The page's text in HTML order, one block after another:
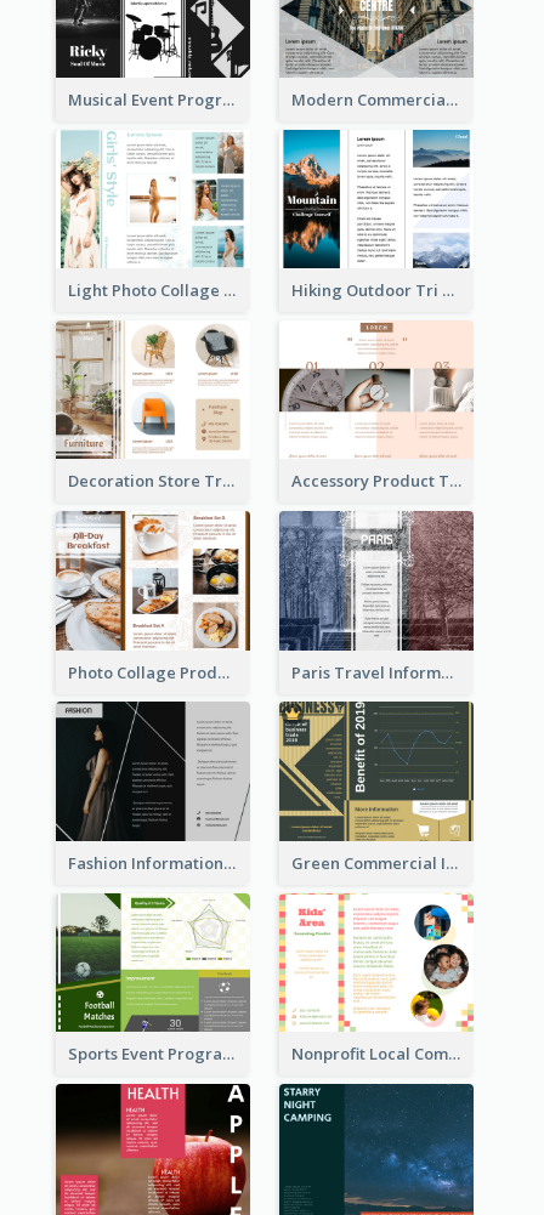
Musical Event Program Tri Fold Brochure Modern Commercial Real Estate Brochure
Light Photo Collage Tri Fold Brochure Hiking Outdoor Tri Fold Brochure
Decoration Store Tri Fold Brochure Accessory Product Tri Fold Brochure
Photo Collage Product Informational Tri Fold Brochure Paris Travel Informational Tri Fold Brochure
Fashion Informational Tri Fold Brochure Green Commercial Informational Tri Fold Brochure
Sports Event Program Informational Tri Fold Brochure Nonprofit Local Community Tri Fold Brochure